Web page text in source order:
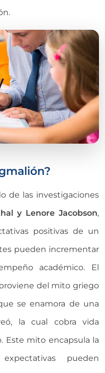
de las investigaciones
y Lenore Jacobson,
positivas de un
pueden incrementar
académico. El
del mito griego
se enamora de una
la cual cobra vida
Este mito encapsula la
pueden